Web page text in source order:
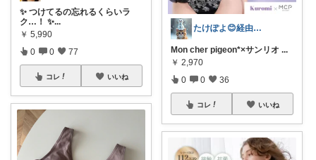
✨ つけてるの忘れるくらいラ
ク…！ ✨ ​...
￥ 5,990
0 0 77
コレ いいね
たけぽよ😊経由購入ありがとうございます
Mon cher pigeon*×サンリオ ...
￥ 2,970
0 0 36
コレ いいね